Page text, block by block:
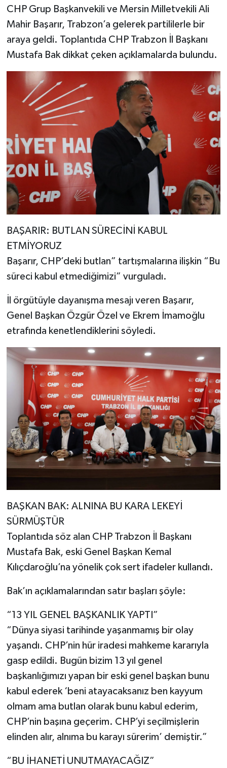
CHP Grup Başkanvekili ve Mersin Milletvekili Ali
Mahir Başarır, Trabzon’a gelerek partililerle bir
araya geldi. Toplantıda CHP Trabzon İl Başkanı
Mustafa Bak dikkat çeken açıklamalarda bulundu.
BAŞARIR: BUTLAN SÜRECİNİ KABUL
ETMİYORUZ
Başarır, CHP’deki butlan” tartışmalarına ilişkin “Bu
süreci kabul etmediğimizi” vurguladı.
İl örgütüyle dayanışma mesajı veren Başarır,
Genel Başkan Özgür Özel ve Ekrem İmamoğlu
etrafında kenetlendiklerini söyledi.
BAŞKAN BAK: ALNINA BU KARA LEKEYİ
SÜRMÜŞTÜR
Toplantıda söz alan CHP Trabzon İl Başkanı
Mustafa Bak, eski Genel Başkan Kemal
Kılıçdaroğlu’na yönelik çok sert ifadeler kullandı.
Bak’ın açıklamalarından satır başları şöyle:
“13 YIL GENEL BAŞKANLIK YAPTI”
“Dünya siyasi tarihinde yaşanmamış bir olay
yaşandı. CHP’nin hür iradesi mahkeme kararıyla
gasp edildi. Bugün bizim 13 yıl genel
başkanlığımızı yapan bir eski genel başkan bunu
kabul ederek ‘beni atayacaksanız ben kayyum
olmam ama butlan olarak bunu kabul ederim,
CHP’nin başına geçerim. CHP’yi seçilmişlerin
elinden alır, alnıma bu karayı sürerim’ demiştir.”
“BU İHANETİ UNUTMAYACAĞIZ”